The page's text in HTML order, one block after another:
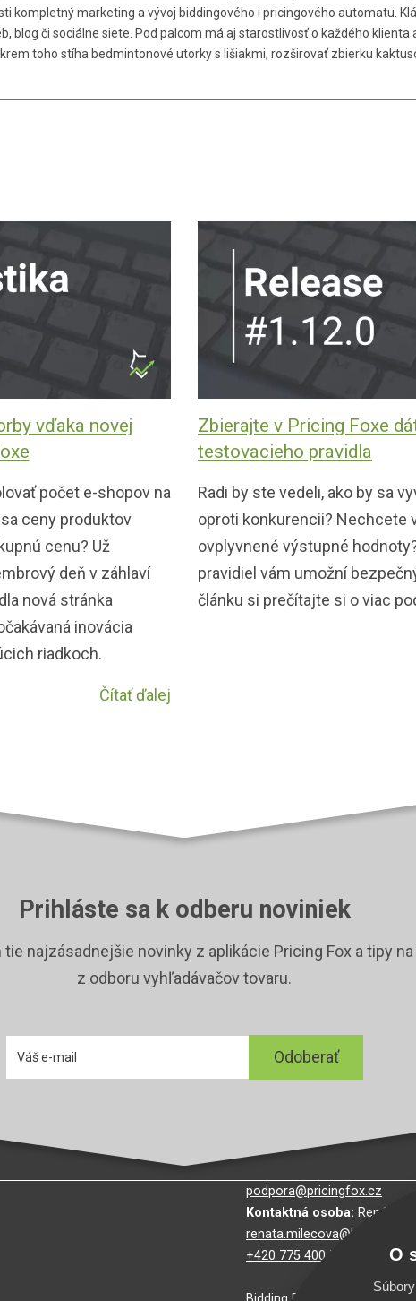
kompletný marketing a vývoj biddingového i pricingového automatu.
blog či sociálne siete. Pod palcom má aj starostlivosť o každého klienta
toho stíha bedmintonové utorky s lišiakmi, rozširovať zbierku
vďaka novej
počet e-shopov na
ceny produktov
cenu? Už
deň v záhlaví
nová stránka
inovácia
riadkoch.
Čítať ďalej
Zbierajte v Pricing Foxe
testovacieho pravidla
Radi by ste vedeli, ako by sa
oproti konkurencii? Nechcete
ovplyvnené výstupné
pravidiel vám umožní
článku si prečítajte si o viac
Prihláste sa k odberu noviniek
najzásadnejšie novinky z aplikácie Pricing Fox a tipy na
z odboru vyhľadávačov tovaru.
mail
Odoberať
podpora@pricingfox.cz
Kontaktná osoba: Renáta
+420 775 400 589
O